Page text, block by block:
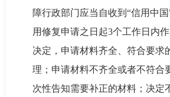
障行政部门应当自收到“信用中
用修复申请之日起3个工作日内
决定，申请材料齐全、符合要求
理；申请材料不齐全或者不符合
次性告知需要补正的材料；决定